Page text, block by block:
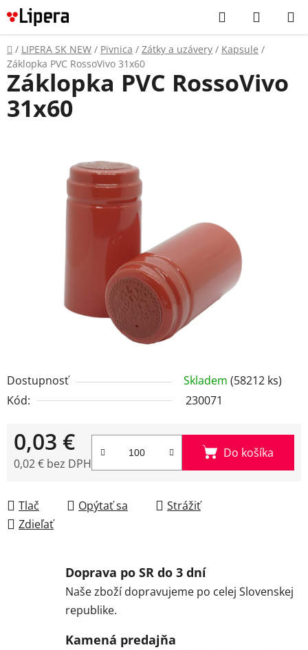
Prejsť
na
obsah
Hľadať
KOŠÍK
Domov
/ LIPERA SK NEW / Pivnica / Zátky a uzávery / Kapsule /
Záklopka PVC RossoVivo 31x60
Dostupnosť Skladem (58212 ks)
Kód:
230071
0,03 €
0,02 € bez DPH
Do košíka
Tlač Opýtať sa
Strážiť
Zdieľať
Záklopka PVC RossoVivo
31x60
Doprava po SR do 3 dní
Naše zboží dopravujeme po celej Slovenskej
republike.
Kamená predajňa